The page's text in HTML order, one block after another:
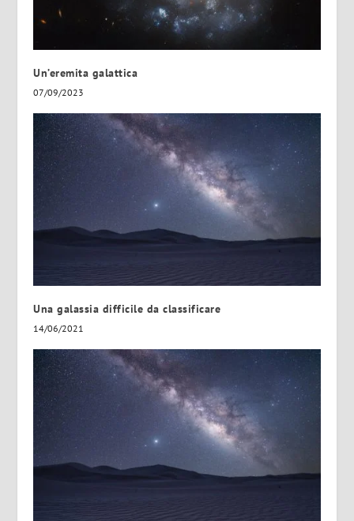
Un’eremita galattica
07/09/2023
Una galassia difficile da classificare
14/06/2021